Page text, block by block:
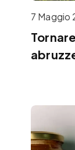
7 Maggio